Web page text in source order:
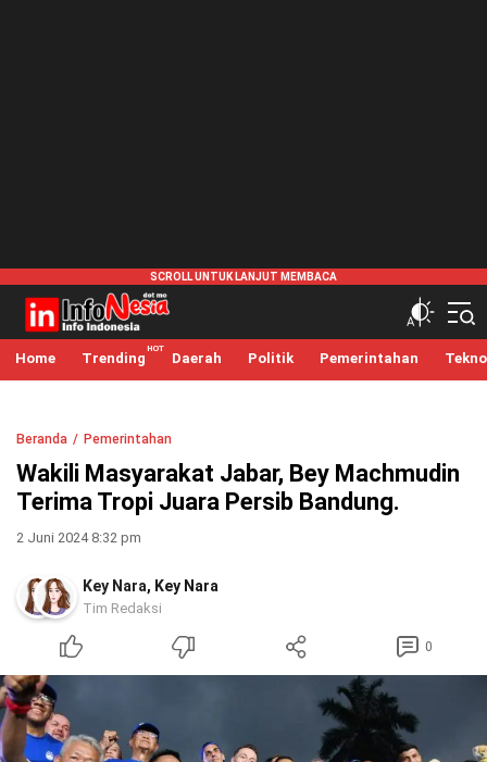
infonesia.me
Info Indonesia
Home Trending Daerah Politik Pemerintahan Tekno
Beranda Pemerintahan
Wakili Masyarakat Jabar, Bey Machmudin
Terima Tropi Juara Persib Bandung.
2 Juni 2024 8:32 pm
Key Nara, Key Nara
Tim Redaksi
0